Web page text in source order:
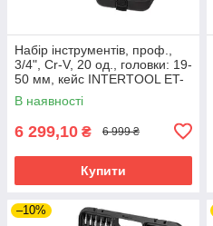
Набір інструментів, проф.,
3/4", Cr-V, 20 од., головки: 19-
50 мм, кейс INTERTOOL ET-
6023
В наявності
6 299,10 ₴ 6 999 ₴
Купити
–10%